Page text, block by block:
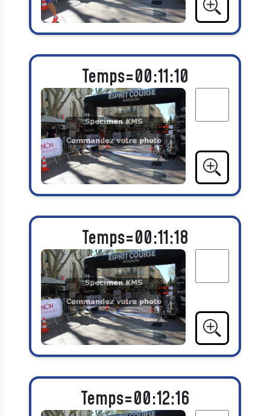
Temps=00:11:10
Temps=00:11:18
Temps=00:12:16